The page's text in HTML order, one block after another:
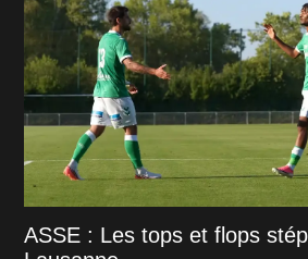
ASSE : Les tops et flops